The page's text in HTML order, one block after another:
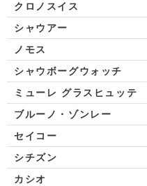
クロノスイス
シャウアー
ノモス
シャウボーグウォッチ
ミューレ グラスヒュッテ
ブルーノ・ゾンレー
セイコー
シチズン
カシオ